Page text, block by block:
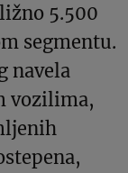
5.500
segmentu.
navela
vozilima,